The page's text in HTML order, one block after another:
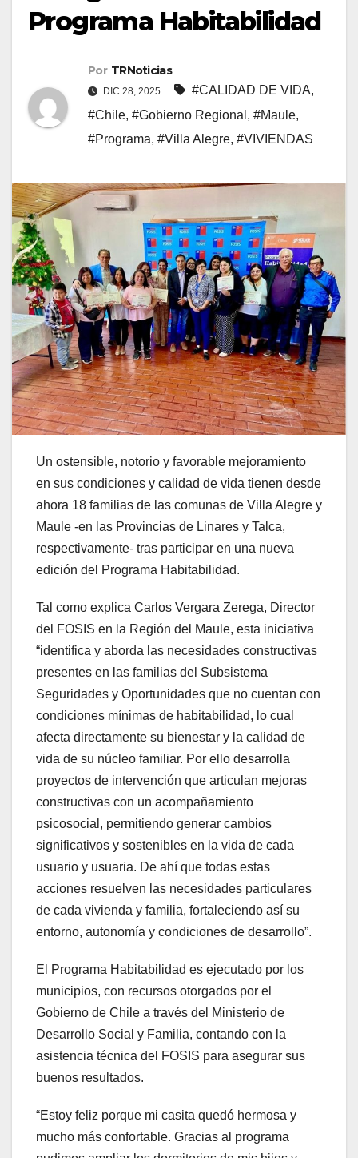
Programa Habitabilidad
Por TRNoticias
DIC 28, 2025 #CALIDAD DE VIDA,
#Chile, #Gobierno Regional , #Maule,
#Programa, #Villa Alegre, #VIVIENDAS
Un ostensible, notorio y favorable mejoramiento
en sus condiciones y calidad de vida tienen desde
ahora 18 familias de las comunas de Villa Alegre y
Maule -en las Provincias de Linares y Talca,
respectivamente- tras participar en una nueva
edición del Programa Habitabilidad.
Tal como explica Carlos Vergara Zerega, Director
del FOSIS en la Región del Maule, esta iniciativa
“identifica y aborda las necesidades constructivas
presentes en las familias del Subsistema
Seguridades y Oportunidades que no cuentan con
condiciones mínimas de habitabilidad, lo cual
afecta directamente su bienestar y la calidad de
vida de su núcleo familiar. Por ello desarrolla
proyectos de intervención que articulan mejoras
constructivas con un acompañamiento
psicosocial, permitiendo generar cambios
significativos y sostenibles en la vida de cada
usuario y usuaria. De ahí que todas estas
acciones resuelven las necesidades particulares
de cada vivienda y familia, fortaleciendo así su
entorno, autonomía y condiciones de desarrollo”.
El Programa Habitabilidad es ejecutado por los
municipios, con recursos otorgados por el
Gobierno de Chile a través del Ministerio de
Desarrollo Social y Familia, contando con la
asistencia técnica del FOSIS para asegurar sus
buenos resultados.
“Estoy feliz porque mi casita quedó hermosa y
mucho más confortable. Gracias al programa